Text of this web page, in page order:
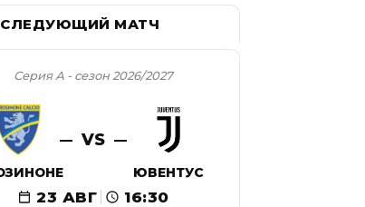
Серия А - сезон 2026/2027
VS
ЮВЕНТУС
23 АВГ 16:30